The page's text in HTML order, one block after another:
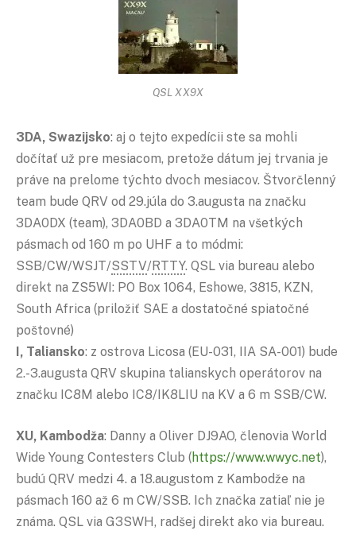
QSL XX9X
3DA, Swazijsko: aj o tejto expedícii ste sa mohli
dočítať už pre mesiacom, pretože dátum jej trvania je
práve na prelome týchto dvoch mesiacov. Štvorčlenný
team bude QRV od 29.júla do 3.augusta na značku
3DA0DX (team), 3DA0BD a 3DA0TM na všetkých
pásmach od 160 m po UHF a to módmi:
SSB/CW/WSJT/SSTV/RTTY. QSL via bureau alebo
direkt na ZS5WI: PO Box 1064, Eshowe, 3815, KZN,
South Africa (priložiť SAE a dostatočné spiatočné
poštovné)
I, Taliansko: z ostrova Licosa (EU-031, IIA SA-001) bude
2.-3.augusta QRV skupina talianskych operátorov na
značku IC8M alebo IC8/IK8LIU na KV a 6 m SSB/CW.
XU, Kambodža: Danny a Oliver DJ9AO, členovia World
Wide Young Contesters Club (https://www.wwyc.net),
budú QRV medzi 4. a 18.augustom z Kambodže na
pásmach 160 až 6 m CW/SSB. Ich značka zatiaľ nie je
známa. QSL via G3SWH, radšej direkt ako via bureau.